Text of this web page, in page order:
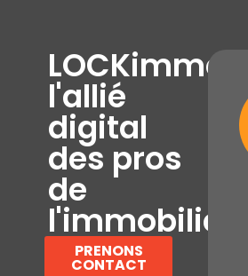
LOCKimmo,
l'allié
digital
des pros
de
l'immobilier
PRENONS
CONTACT